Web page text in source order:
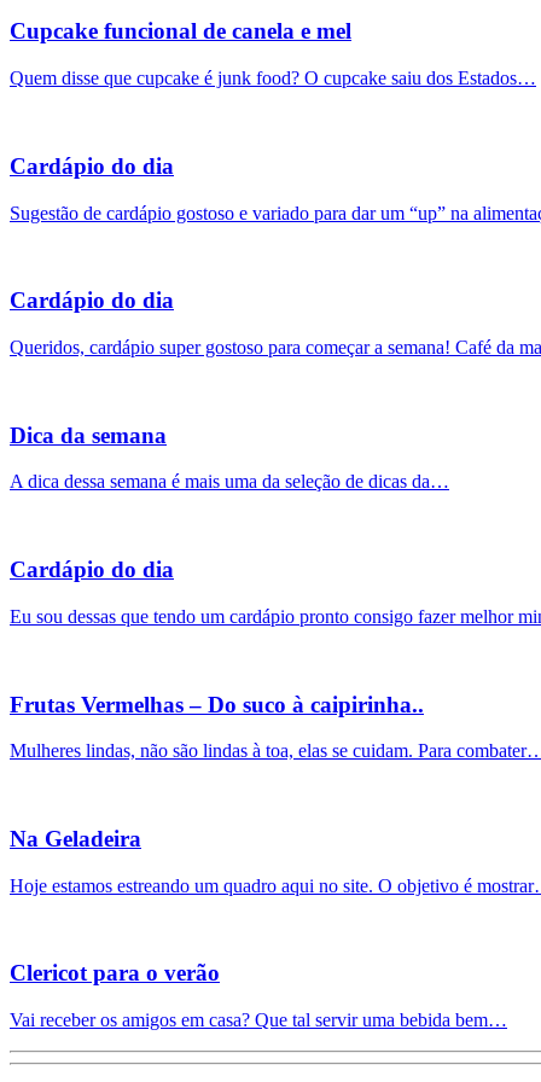
Cupcake funcional de canela e mel
Quem disse que cupcake é junk food? O cupcake saiu dos Estados…
Cardápio do dia
Sugestão de cardápio gostoso e variado para dar um “up” na
Cardápio do dia
Queridos, cardápio super gostoso para começar a semana! Café da
Dica da semana
A dica dessa semana é mais uma da seleção de dicas da…
Cardápio do dia
Eu sou dessas que tendo um cardápio pronto consigo fazer melhor
Frutas Vermelhas – Do suco à caipirinha..
Mulheres lindas, não são lindas à toa, elas se cuidam. Para
Na Geladeira
Hoje estamos estreando um quadro aqui no site. O objetivo é
Clericot para o verão
Vai receber os amigos em casa? Que tal servir uma bebida bem…